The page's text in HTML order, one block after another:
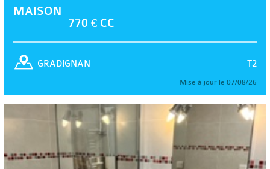
MAISON
770 € CC
T2
GRADIGNAN
Mise à jour le 07/08/26